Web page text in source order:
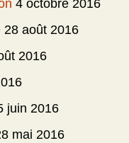
4 octobre 2016
28 août 2016
2016
juin 2016
mai 2016